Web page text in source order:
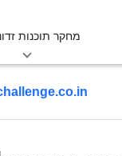
מחקר תוכנות